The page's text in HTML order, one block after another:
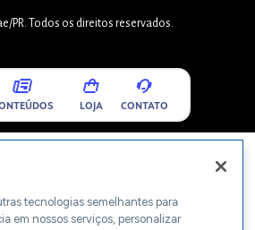
PR. Todos os direitos reservados.
LOJA CONTATO
tecnologias semelhantes para
em nossos serviços, personalizar